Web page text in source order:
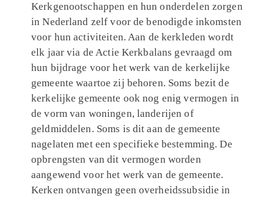
Kerkgenootschappen en hun onderdelen zorgen
in Nederland zelf voor de benodigde inkomsten
voor hun activiteiten. Aan de kerkleden wordt
elk jaar via de Actie Kerkbalans gevraagd om
hun bijdrage voor het werk van de kerkelijke
gemeente waartoe zij behoren. Soms bezit de
kerkelijke gemeente ook nog enig vermogen in
de vorm van woningen, landerijen of
geldmiddelen. Soms is dit aan de gemeente
nagelaten met een specifieke bestemming. De
opbrengsten van dit vermogen worden
aangewend voor het werk van de gemeente.
Kerken ontvangen geen overheidssubsidie in